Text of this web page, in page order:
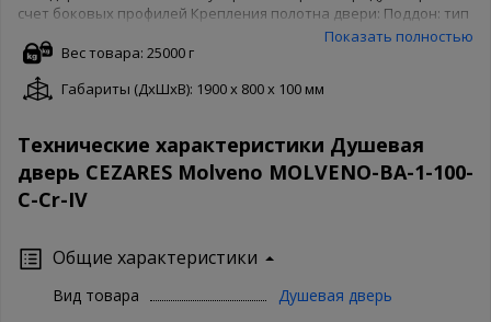
счет боковых профилей Крепления полотна двери: Поддон: тип
АН, А.Поддон приобретается отдельно Модельный ряд с
антикальциевой обработкой (IDROREPELLENTE VETRO-IV)
Показать полностью
Вес товара: 25000 г
Габариты (ДxШxВ): 1900 x 800 x 100 мм
Технические характеристики Душевая
дверь CEZARES Molveno MOLVENO-BA-1-100-
C-Cr-IV
Общие характеристики
Вид товара
Душевая дверь